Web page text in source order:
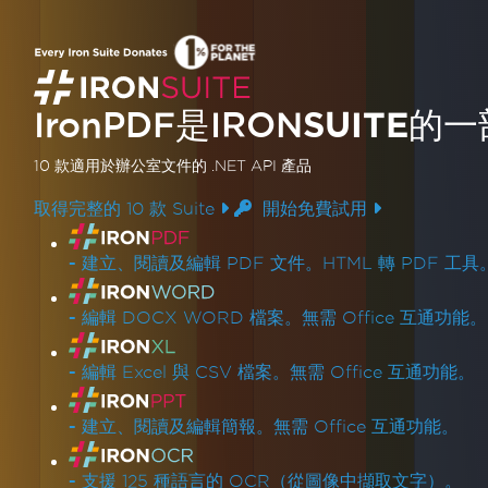
IronPDF是IRONSUITE的一
10 款適用於辦公室文件的 .NET API 產品
取得完整的 10 款 Suite 開始免費試用
產品連結
- 建立、閱讀及編輯 PDF 文件。HTML 轉 PDF 工具
- 編輯 DOCX WORD 檔案。無需 Office 互通功能。
- 編輯 Excel 與 CSV 檔案。無需 Office 互通功能。
- 建立、閱讀及編輯簡報。無需 Office 互通功能。
- 支援 125 種語言的 OCR（從圖像中擷取文字）。